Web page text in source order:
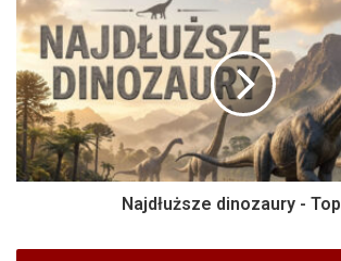
Najdłuższe dinozaury -